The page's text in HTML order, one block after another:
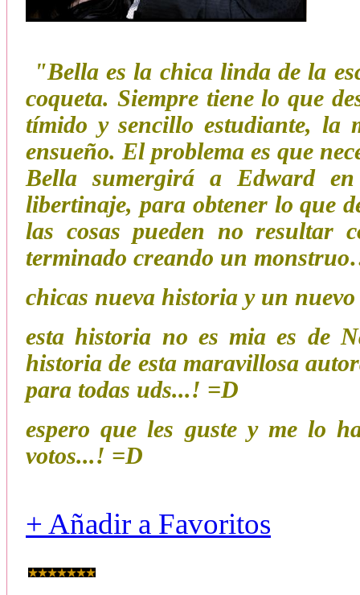
"Bella es la chica linda de la
coqueta. Siempre tiene lo que
tímido y sencillo estudiante, la
ensueño. El problema es que
Bella sumergirá a Edward
libertinaje, para obtener lo que
las cosas pueden no resultar
terminado creando un
chicas nueva historia y un
esta historia no es mia es de
historia de esta maravillosa
para todas uds...! =D
espero que les guste y me lo
votos...! =D
+ Añadir a Favoritos